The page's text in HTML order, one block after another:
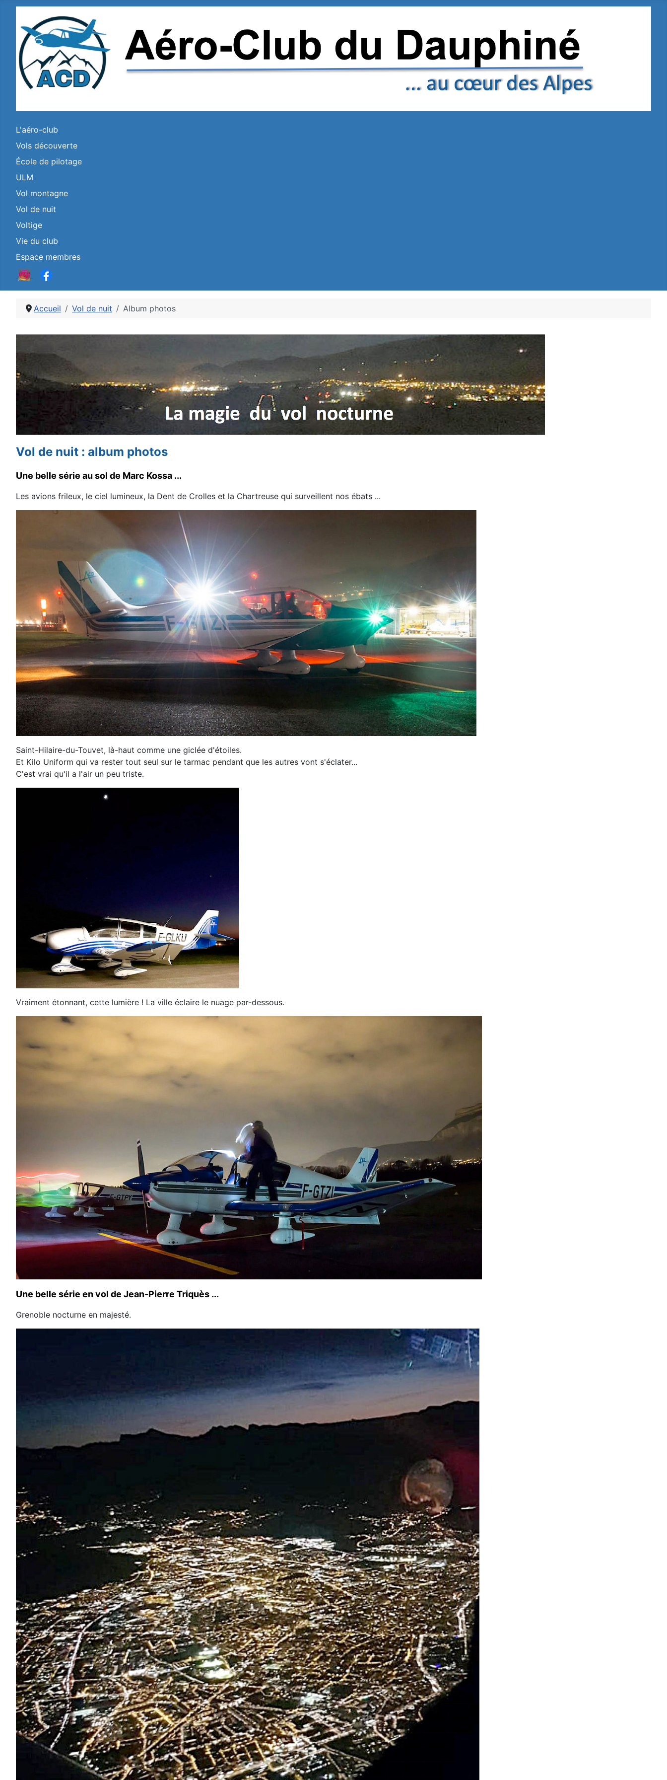
L'aéro-club
Vols découverte
École de pilotage
ULM
Vol montagne
Vol de nuit
Voltige
Vie du club
Espace membres
Accueil Vol de nuit Album photos
Vol de nuit : album photos
Une belle série au sol de Marc Kossa ...
Les avions frileux, le ciel lumineux, la Dent de Crolles et la Chartreuse qui surveillent nos ébats ...
Saint-Hilaire-du-Touvet, là-haut comme une giclée d'étoiles.
Et Kilo Uniform qui va rester tout seul sur le tarmac pendant que les autres vont s'éclater...
C'est vrai qu'il a l'air un peu triste.
Vraiment étonnant, cette lumière ! La ville éclaire le nuage par-dessous.
Une belle série en vol de Jean-Pierre Triquès ...
Grenoble nocturne en majesté.